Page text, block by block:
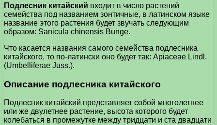
Подлесник китайский входит в число растений
семейства под названием зонтичные, в латинском языке
название этого растения будет звучать следующим
образом: Sanicula chinensis Bunge.
Что касается названия самого семейства подлесника
китайского, то по-латински оно будет так: Apiaceae Lindl.
(Umbelliferae Juss.).
Описание подлесника китайского
Подлесник китайский представляет собой многолетнее
или же двулетнее растение, высота которого будет
колебаться в промежутке между тридцати и ста двадцати